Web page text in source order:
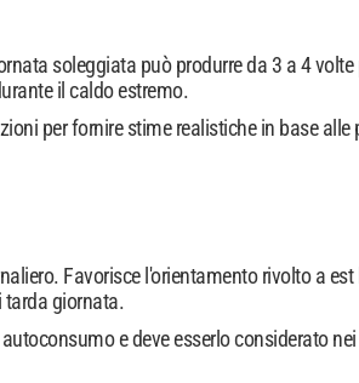
soleggiata può produrre da 3 a 4 volte
il caldo estremo.
per fornire stime realistiche in base alle
Favorisce l'orientamento rivolto a est
tarda giornata.
e deve esserlo considerato